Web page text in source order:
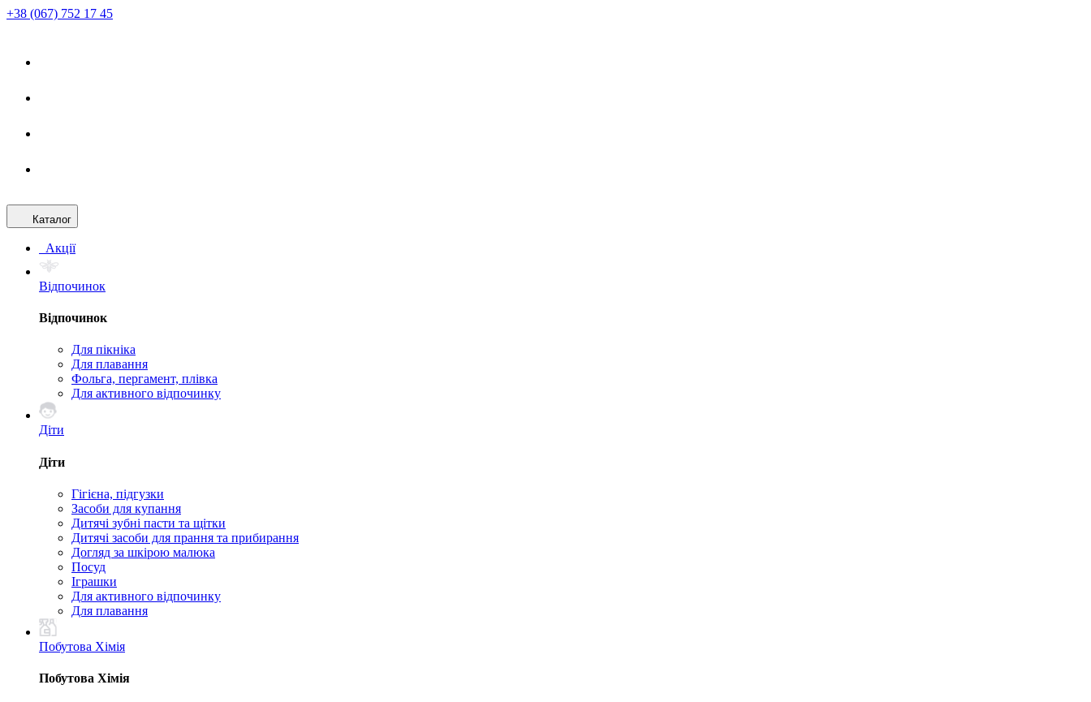
+38 (067) 752 17 45
Каталог
Акції
Відпочинок
Відпочинок
Для пікніка
Для плавання
Фольга, пергамент, плівка
Для активного відпочинку
Діти
Діти
Гігієна, підгузки
Засоби для купання
Дитячі зубні пасти та щітки
Дитячі засоби для прання та прибирання
Догляд за шкірою малюка
Посуд
Іграшки
Для активного відпочинку
Для плавання
Побутова Хімія
Побутова Хімія